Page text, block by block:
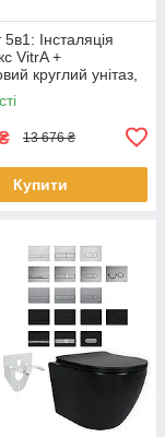
Інсталяція
VitrA +
круглий унітаз,
TORNADO +
вибір
13 676 ₴
Купити